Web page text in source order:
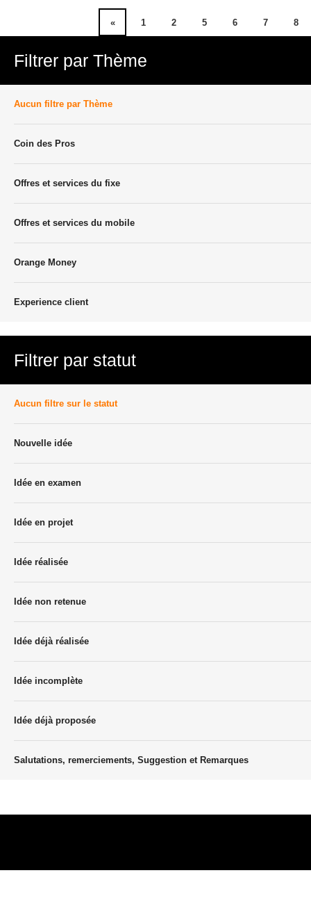
« 1 2 5 6 7 8
Filtrer par Thème
Aucun filtre par Thème
Coin des Pros
Offres et services du fixe
Offres et services du mobile
Orange Money
Experience client
Filtrer par statut
Aucun filtre sur le statut
Nouvelle idée
Idée en examen
Idée en projet
Idée réalisée
Idée non retenue
Idée déjà réalisée
Idée incomplète
Idée déjà proposée
Salutations, remerciements, Suggestion et Remarques